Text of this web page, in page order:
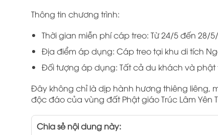
Thông tin chương trình:
Thời gian miễn phí cáp treo: Từ 24/5 đến 28/
Địa điểm áp dụng: Cáp treo tại khu di tích
Đối tượng áp dụng: Tất cả du khách và
Đây không chỉ là dịp hành hương thiêng liêng,
độc đáo của vùng đất Phật giáo Trúc Lâm Yên
Chia sẻ nội dung này: